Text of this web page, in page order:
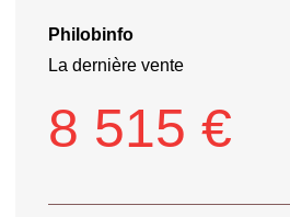
Philobinfo
La dernière vente
8 515 €